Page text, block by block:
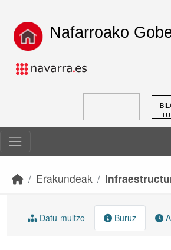
Nafarroako
TU
Erakundeak
Datu-multzo Buruz